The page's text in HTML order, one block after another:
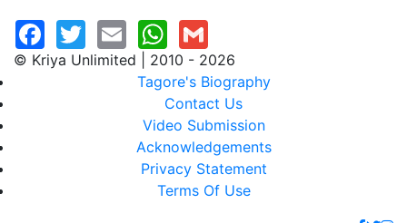
© Kriya Unlimited | 2010 - 2026
Tagore's Biography
Contact Us
Video Submission
Acknowledgements
Privacy Statement
Terms Of Use